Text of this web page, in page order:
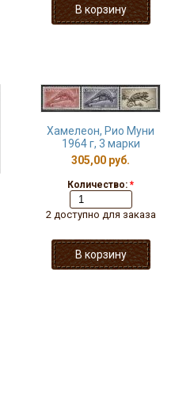
Хамелеон, Рио Муни
1964 г, 3 марки
305,00 руб.
Количество: *
2 доступно для заказа